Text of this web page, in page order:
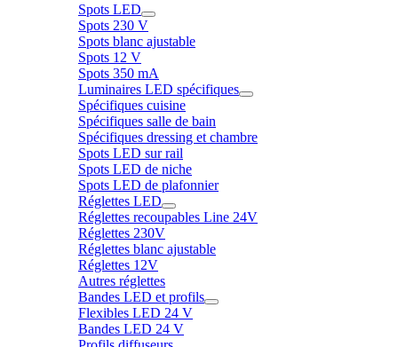
Spots LED
Spots 230 V
Spots blanc ajustable
Spots 12 V
Spots 350 mA
Luminaires LED spécifiques
Spécifiques cuisine
Spécifiques salle de bain
Spécifiques dressing et chambre
Spots LED sur rail
Spots LED de niche
Spots LED de plafonnier
Réglettes LED
Réglettes recoupables Line 24V
Réglettes 230V
Réglettes blanc ajustable
Réglettes 12V
Autres réglettes
Bandes LED et profils
Flexibles LED 24 V
Bandes LED 24 V